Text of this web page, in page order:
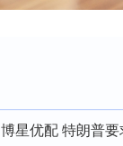
博星优配 特朗普